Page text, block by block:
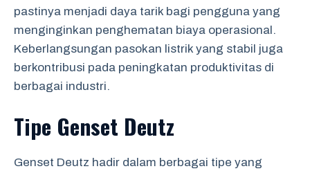
pastinya menjadi daya tarik bagi pengguna yang
menginginkan penghematan biaya operasional.
Keberlangsungan pasokan listrik yang stabil juga
berkontribusi pada peningkatan produktivitas di
berbagai industri.
Tipe Genset Deutz
Genset Deutz hadir dalam berbagai tipe yang